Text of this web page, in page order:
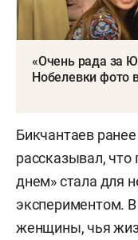
«Очень рада за
Нобелевки фото
Бикчантаев
рассказывал,
днем» стала для
экспериментом.
женщины, чья